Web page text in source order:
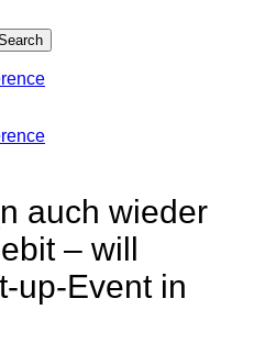
auch wieder
– will
up-Event in